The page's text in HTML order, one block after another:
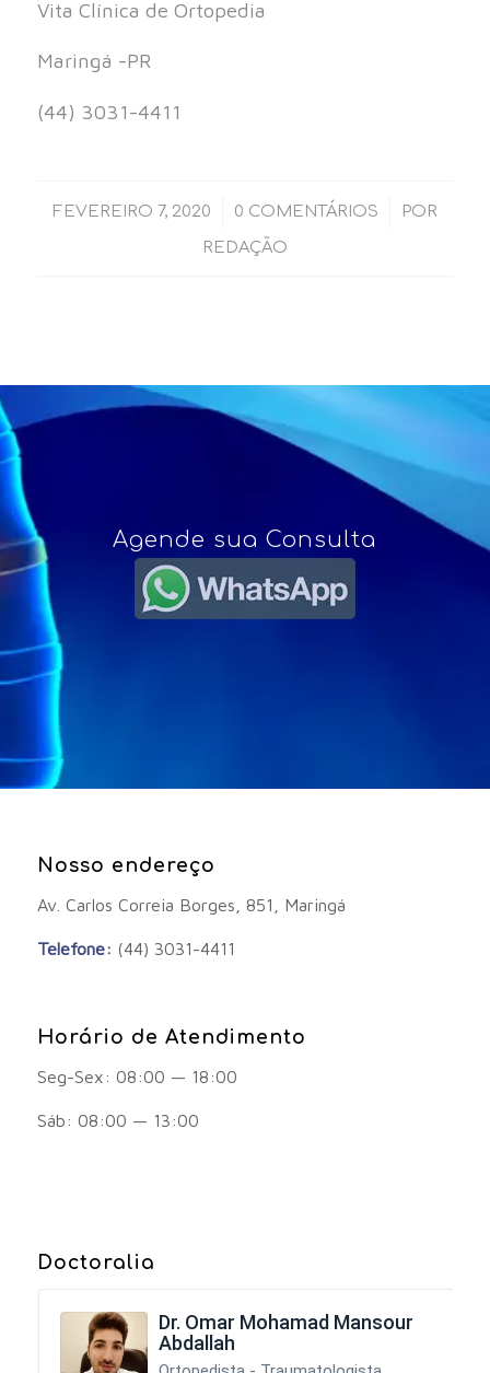
Vita Clínica de Ortopedia
Maringá -PR
(44) 3031-4411⠀⠀
FEVEREIRO 7, 2020
/ 0 COMENTÁRIOS
/ POR
REDAÇÃO
Agende sua Consulta
Nosso endereço
Av. Carlos Correia Borges, 851, Maringá
Telefone: (44) 3031-4411
Horário de Atendimento
Seg-Sex: 08:00 — 18:00
Sáb: 08:00 — 13:00
Doctoralia